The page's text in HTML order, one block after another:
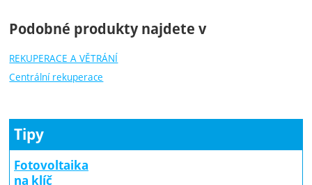
Zajišťuje odvod použitého vzduchu(vzduch vydýchaný, obsahující
pachy z kuchyně, WC, odéry, kouř, vlhkost …)
Nahrazuje ho čerstvým, ohřátým vzduchem.
Řízené větrání s rekuperací tepla zajistí
Podobné produkty najdete v
REKUPERACE A VĚTRÁNÍ
Centrální rekuperace
Tipy
Fotovoltaika
na klíč